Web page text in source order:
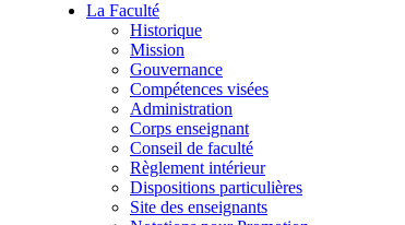
La Faculté
Historique
Mission
Gouvernance
Compétences visées
Administration
Corps enseignant
Conseil de faculté
Règlement intérieur
Dispositions particulières
Site des enseignants